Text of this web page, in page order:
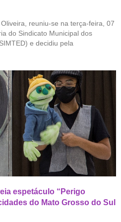
reuniu-se na terça-feira, 07
do Sindicato Municipal dos
e decidiu pela
espetáculo “Perigo
do Mato Grosso do Sul